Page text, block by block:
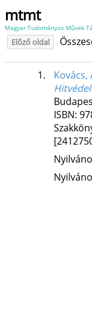
mtmt
Magyar Tudományos Művek
Előző oldal
1.
Kovács,
ISBN: